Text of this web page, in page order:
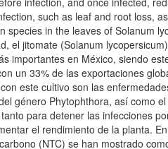
such as leaf and root loss,
species in the leaves of Solanum
el jitomate (Solanum
importantes en México, siendo
un 33% de las exportaciones
este cultivo son las
género Phytophthora, así como
para detener las infecciones
el rendimiento de la planta.
(NTC) se han mostrado